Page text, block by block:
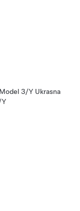
3/Y Ukrasna